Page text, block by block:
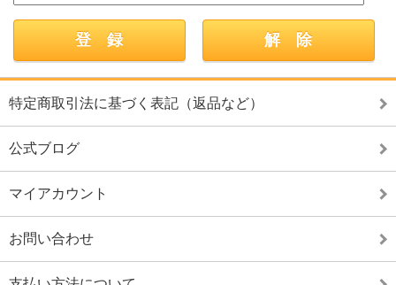
特定商取引法に基づく表記（返品など）
公式ブログ
マイアカウント
お問い合わせ